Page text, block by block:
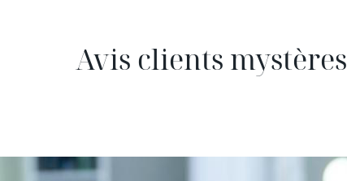
Avis clients mystères